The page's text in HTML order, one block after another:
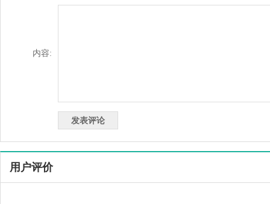
内容:
用户评价